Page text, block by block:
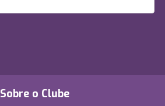
Sobre o Clube